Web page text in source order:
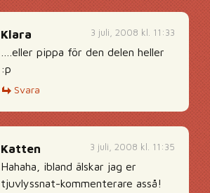
3 juli, 2008 kl. 11:33
Klara
….eller pippa för den delen heller
:p
Svara
3 juli, 2008 kl. 11:35
Katten
Hahaha, ibland älskar jag er
tjuvlyssnat-kommenterare asså!